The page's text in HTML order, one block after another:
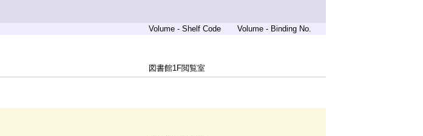
Volume - Shelf Code Volume - Binding No.
図書館1F閲覧室